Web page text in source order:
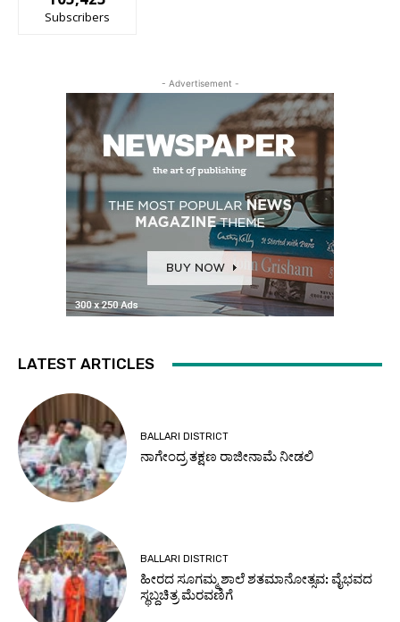
Subscribers
- Advertisement -
LATEST ARTICLES
BALLARI DISTRICT
ನಾಗೇಂದ್ರ ತಕ್ಷಣ ರಾಜೀನಾಮೆ ನೀಡಲಿ
BALLARI DISTRICT
ಹೀರದ ಸೂಗಮ್ಮ ಶಾಲೆ ಶತಮಾನೋತ್ಸವ: ವೈಭವದ
ಸ್ಥಬ್ದಚಿತ್ರ ಮೆರವಣಿಗೆ